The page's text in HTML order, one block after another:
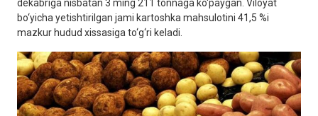
dekabriga nisbatan 3 ming 211 tonnaga ko‘paygan. Viloyat
bo‘yicha yetishtirilgan jami kartoshka mahsulotini 41,5 %i
mazkur hudud xissasiga to‘g‘ri keladi.